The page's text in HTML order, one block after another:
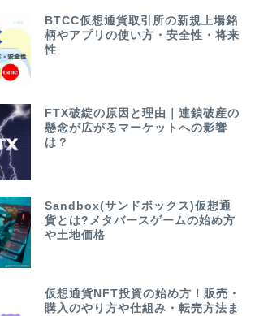
BTCC仮想通貨取引所の新規上場銘
柄やアプリの使い方・安全性・将来
性
FTX破綻の原因と理由｜連鎖破産の
懸念が広がるマーケットへの影響
は？
Sandbox(サンドボックス)仮想通
貨とは?メタバースゲームの始め方
や土地価格
仮想通貨NFT投資の始め方！販売・
購入のやり方や仕組み・転売方法ま